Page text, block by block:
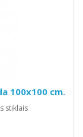
100x100 cm.
stiklais